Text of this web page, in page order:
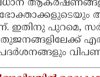
ഇതിനു പുറമെ,